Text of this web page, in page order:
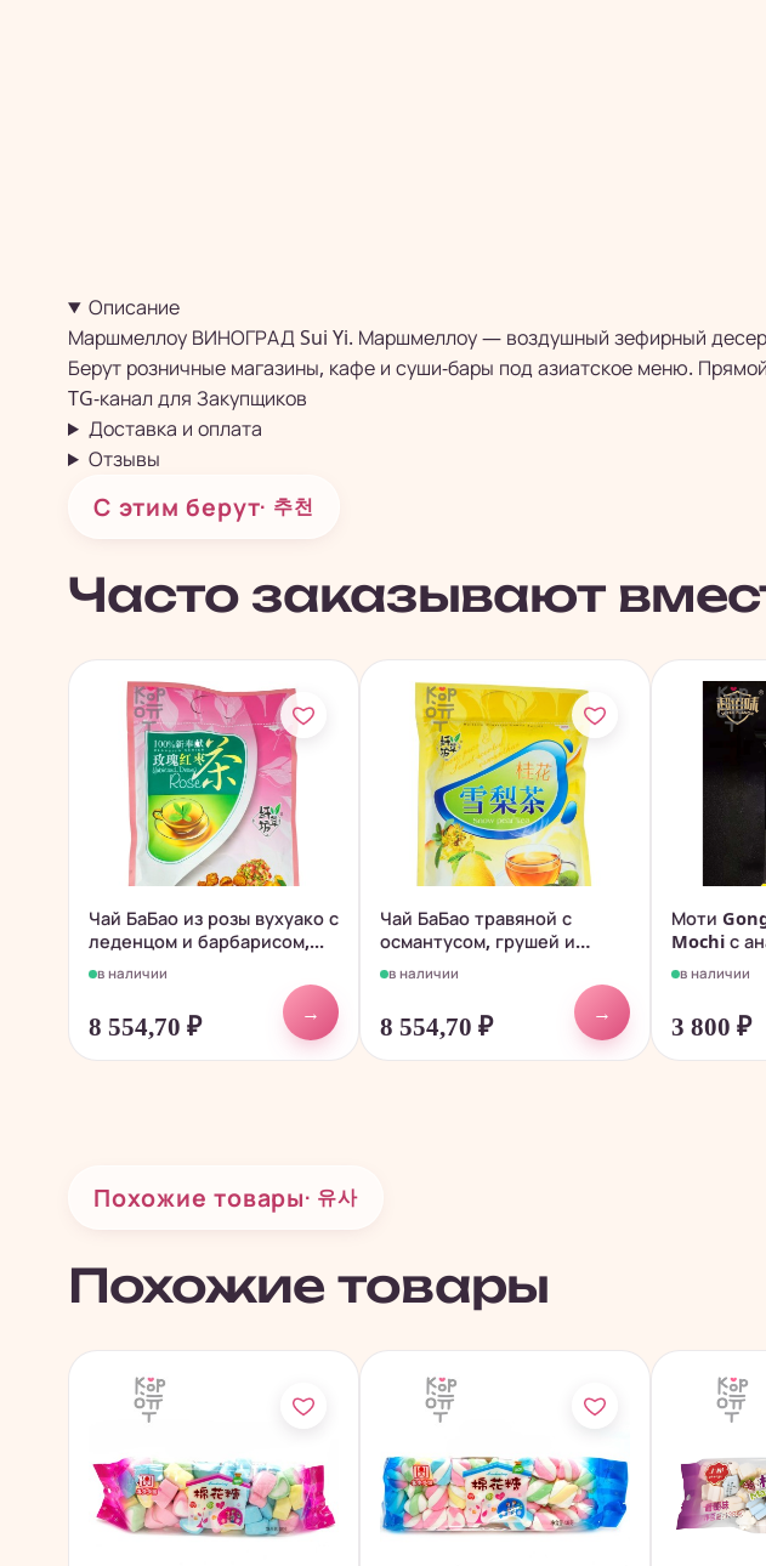
Описание
Маршмеллоу ВИНОГРАД Sui Yi. Маршмеллоу — воздушный зефирный
Берут розничные магазины, кафе и суши-бары под азиатское меню.
TG-канал для Закупщиков
Доставка и оплата
Отзывы
С этим берут· 추천
Часто заказывают
Чай БаБао из розы вухуако с
леденцом и барбарисом,...
в наличии
8 554,70 ₽
→
Чай БаБао травяной с
османтусом, грушей и
леденцом,...
в наличии
8 554,70 ₽
→
Моти
Mochi с
джемом,
в наличии
3 800 ₽
Похожие товары· 유사
Похожие товары